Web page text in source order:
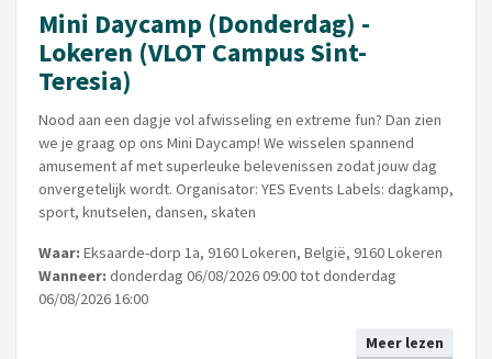
Mini Daycamp (Donderdag) -
Lokeren (VLOT Campus Sint-
Teresia)
Nood aan een dagje vol afwisseling en extreme fun? Dan zien
we je graag op ons Mini Daycamp! We wisselen spannend
amusement af met superleuke belevenissen zodat jouw dag
onvergetelijk wordt. Organisator: YES Events Labels: dagkamp,
sport, knutselen, dansen, skaten
Waar: Eksaarde-dorp 1a, 9160 Lokeren, België, 9160 Lokeren
Wanneer: donderdag 06/08/2026 09:00 tot donderdag
06/08/2026 16:00
Meer lezen